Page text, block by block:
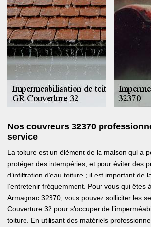
Nos couvreurs 32370
service
La toiture est un élément de la maison qui a
protéger des intempéries, et pour éviter des
d’infiltration d’eau toiture ; il est important de
l’entretenir fréquemment. Pour vous qui êtes
Armagnac 32370, vous pouvez solliciter les
Couverture 32 pour s’occuper de
toiture. En utilisant des matériels